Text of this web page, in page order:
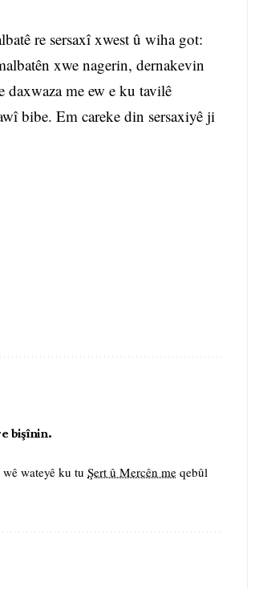
re sersaxî xwest û wiha got:
xwe nagerin, dernakevin
daxwaza me ew e ku tavilê
bibe. Em careke din sersaxiyê ji
bişînin.
wateyê ku tu Şert û Mercên me qebûl